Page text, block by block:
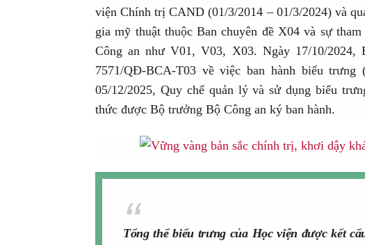
viện Chính trị CAND (01/3/2014 – 01/3/2024) và
gia mỹ thuật thuộc Ban chuyên đề X04 và sự
Công an như V01, V03, X03. Ngày 17/10/
7571/QĐ-BCA-T03 về việc ban hành biểu
05/12/2025, Quy chế quản lý và sử dụng biểu
thức được Bộ trưởng Bộ Công an ký ban hành.
Tổng thể biểu trưng của Học viện được kết